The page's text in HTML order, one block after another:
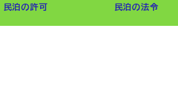
民泊の許可 民泊の法令